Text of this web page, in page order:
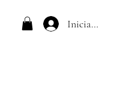
Iniciar sesión